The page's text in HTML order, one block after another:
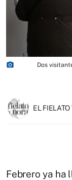
photo_camera
Dos
EL FIELATO
Febrero ya ha